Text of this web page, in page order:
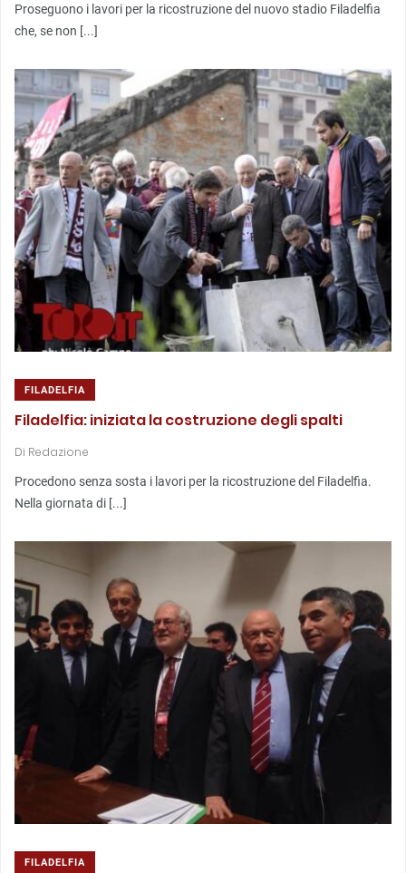
Proseguono i lavori per la ricostruzione del nuovo stadio Filadelfia
che, se non [...]
FILADELFIA
Filadelfia: iniziata la costruzione degli spalti
Di Redazione
Procedono senza sosta i lavori per la ricostruzione del Filadelfia.
Nella giornata di [...]
FILADELFIA